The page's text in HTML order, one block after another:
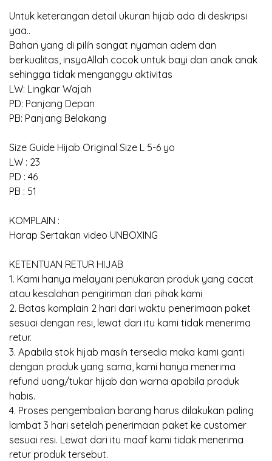
Untuk keterangan detail ukuran hijab ada di deskripsi
yaa..
Bahan yang di pilih sangat nyaman adem dan
berkualitas, insyaAllah cocok untuk bayi dan anak anak
sehingga tidak menganggu aktivitas
LW: Lingkar Wajah
PD: Panjang Depan
PB: Panjang Belakang
Size Guide Hijab Original Size L 5-6 yo
LW : 23
PD : 46
PB : 51
KOMPLAIN :
Harap Sertakan video UNBOXING
KETENTUAN RETUR HIJAB
1. Kami hanya melayani penukaran produk yang cacat
atau kesalahan pengiriman dari pihak kami
2. Batas komplain 2 hari dari waktu penerimaan paket
sesuai dengan resi, lewat dari itu kami tidak menerima
retur.
3. Apabila stok hijab masih tersedia maka kami ganti
dengan produk yang sama, kami hanya menerima
refund uang/tukar hijab dan warna apabila produk
habis.
4. Proses pengembalian barang harus dilakukan paling
lambat 3 hari setelah penerimaan paket ke customer
sesuai resi. Lewat dari itu maaf kami tidak menerima
retur produk tersebut.